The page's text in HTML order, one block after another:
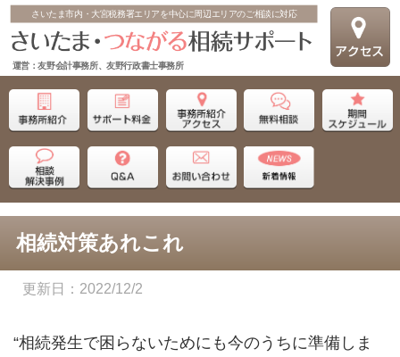
さいたま市内・大宮税務署エリアを中心に周辺エリアのご相談に対応
運営：友野会計事務所、友野行政書士事務所
相続対策あれこれ
2022/12/2
“相続発生で困らないためにも今のうちに準備しま